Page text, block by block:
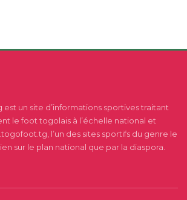
un site d’informations sportives traitant
le foot togolais à l’échelle national et
l’un des sites sportifs du genre le
sur le plan national que par la diaspora.